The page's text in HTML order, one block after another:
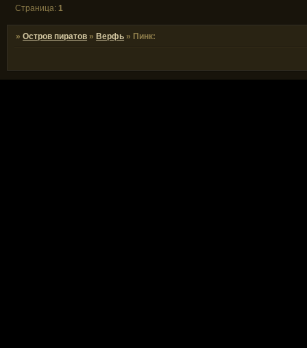
Страница: 1
»Остров пиратов » Верфь » Пинк: